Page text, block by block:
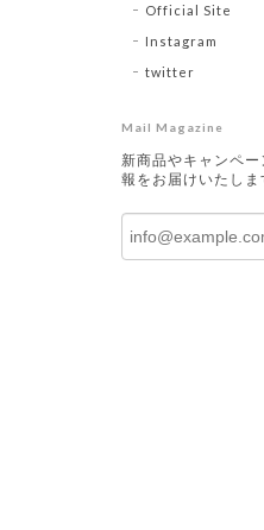
Official Site
Instagram
twitter
Mail Magazine
新商品やキャンペ
報をお届けいたしま